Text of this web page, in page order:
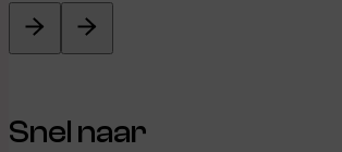
Snel naar